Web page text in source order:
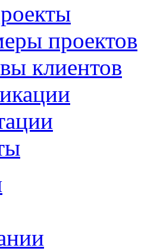
проектов
клиентов